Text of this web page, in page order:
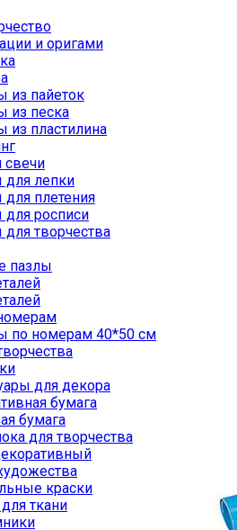
и оригами
из пайеток
из песка
из пластилина
для лепки
для плетения
для росписи
творчества
пазлы
по номерам 40*50 см
для декора
бумага
бумага
для творчества
краски
ткани